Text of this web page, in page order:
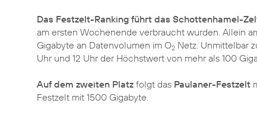
Das Festzelt-Ranking führt das Schottenhamel-
am ersten Wochenende verbraucht wurden. Allein
Gigabyte an Datenvolumen im O2 Netz. Unmittelbar
Uhr und 12 Uhr der Höchstwert von mehr als 100
Auf dem zweiten Platz folgt das Paulaner-Festzelt
Festzelt mit 1500 Gigabyte.